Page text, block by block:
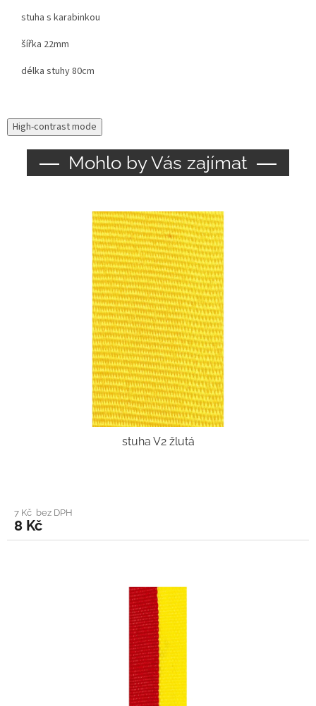
stuha s karabinkou
šířka 22mm
délka stuhy 80cm
High-contrast mode
Mohlo by Vás zajímat
stuha V2 žlutá
7 Kč bez DPH
8 Kč